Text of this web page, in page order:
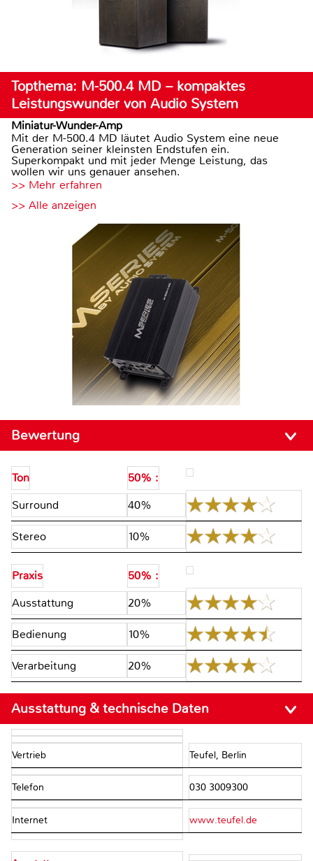
Topthema: M-500.4 MD – kompaktes
Leistungswunder von Audio System
Miniatur-Wunder-Amp
Mit der M-500.4 MD läutet Audio System eine neue
Generation seiner kleinsten Endstufen ein.
Superkompakt und mit jeder Menge Leistung, das
wollen wir uns genauer ansehen.
>> Mehr erfahren
>> Alle anzeigen
Bewertung
Ton
50% :
Surround
40%
Stereo 10%
Praxis
50% :
Ausstattung
20%
Bedienung 10%
Verarbeitung 20%
Ausstattung & technische Daten
Vertrieb Teufel, Berlin
Telefon 030 3009300
Internet www.teufel.de